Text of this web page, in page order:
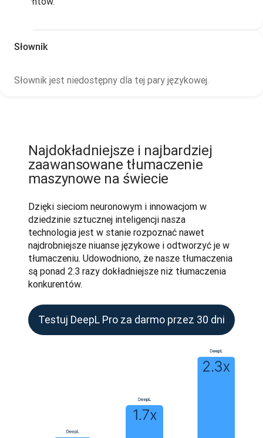
Słownik
Słownik jest niedostępny dla tej pary językowej.
Najdokładniejsze i najbardziej
zaawansowane tłumaczenie
maszynowe na świecie
Dzięki sieciom neuronowym i innowacjom w
dziedzinie sztucznej inteligencji nasza
technologia jest w stanie rozpoznać nawet
najdrobniejsze niuanse językowe i odtworzyć je w
tłumaczeniu. Udowodniono, że nasze tłumaczenia
są ponad 2.3 razy dokładniejsze niż tłumaczenia
konkurentów.
Testuj DeepL Pro za darmo przez 30 dni